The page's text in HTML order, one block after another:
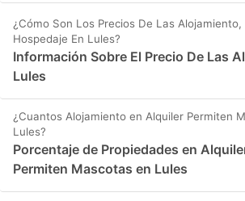
¿Cómo Son Los Precios De Las
Hospedaje En Lules?
Información Sobre El Precio De Las
Lules
¿Cuantos Alojamiento en Alquiler Permiten
Lules?
Porcentaje de Propiedades en
Permiten Mascotas en Lules